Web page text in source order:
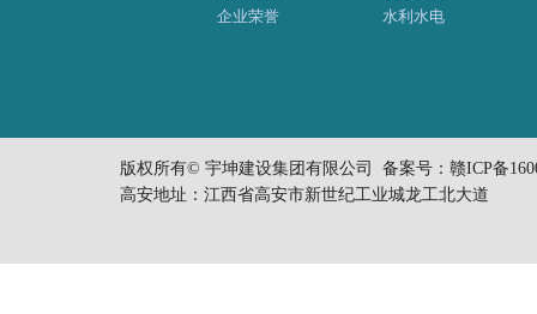
企业荣誉
水利水电
版权所有© 宇坤建设集团有限公司 备案号： 赣ICP备
高安地址：江西省高安市新世纪工业城龙工北